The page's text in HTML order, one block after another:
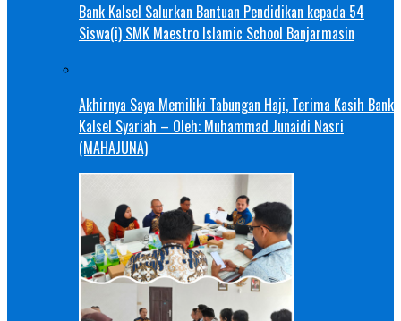
Bank Kalsel Salurkan Bantuan Pendidikan kepada 54
Siswa(i) SMK Maestro Islamic School Banjarmasin
Akhirnya Saya Memiliki Tabungan Haji, Terima Kasih Bank
Kalsel Syariah – Oleh: Muhammad Junaidi Nasri
(MAHAJUNA)